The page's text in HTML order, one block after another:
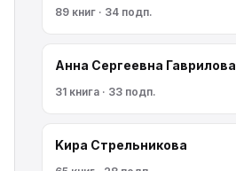
89 книг · 34 подп.
Анна Сергеевна Гаврилова
31 книга · 33 подп.
Kирa Cтрeльникoва